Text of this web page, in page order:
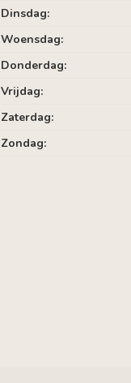
Dinsdag:
Woensdag:
Donderdag:
Vrijdag:
Zaterdag:
Zondag: